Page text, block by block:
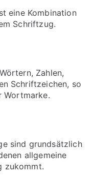
eine Kombination
Schriftzug.
Zahlen,
Schriftzeichen, so
Wortmarke.
sind grundsätzlich
allgemeine
zukommt.